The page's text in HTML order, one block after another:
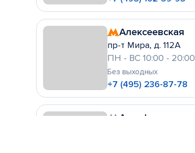
Алексеевская
пр-т Мира, д. 112А
ПН - ВС 10:00 - 20:00
Без выходных
+7 (495) 236-87-78
Алтуфьево